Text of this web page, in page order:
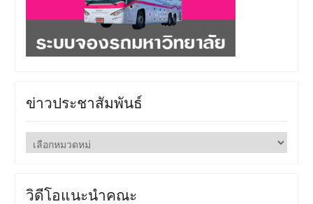
ข่าวประชาสัมพันธ์
ข่าว
ประชาสัมพันธ์
วิดีโอแนะนำคณะ